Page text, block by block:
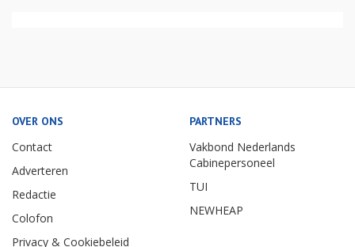
OVER ONS
Contact
Adverteren
Redactie
Colofon
Privacy & Cookiebeleid
PARTNERS
Vakbond Nederlands
Cabinepersoneel
TUI
NEWHEAP